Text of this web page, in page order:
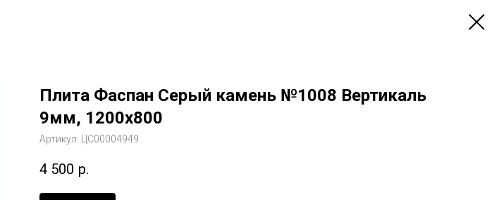
Плита Фаспан Серый камень №1008 Вертикаль
9мм, 1200х800
Артикул: ЦС00004949
4 500 р.